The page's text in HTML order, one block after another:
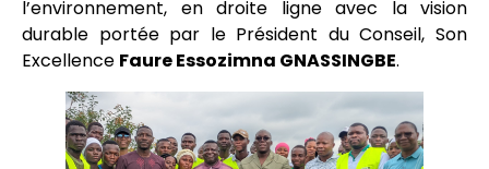
l’environnement, en droite ligne avec la vision
durable portée par le Président du Conseil, Son
Excellence Faure Essozimna GNASSINGBE.